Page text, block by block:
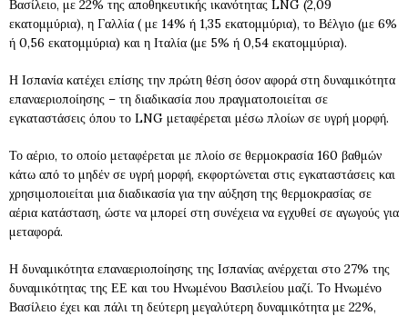
Βασίλειο, με 22% της αποθηκευτικής ικανότητας LNG (2,09
εκατομμύρια), η Γαλλία ( με 14% ή 1,35 εκατομμύρια), το Βέλγιο (με 6%
ή 0,56 εκατομμύρια) και η Ιταλία (με 5% ή 0,54 εκατομμύρια).
Η Ισπανία κατέχει επίσης την πρώτη θέση όσον αφορά στη δυναμικότητα
επαναεριοποίησης – τη διαδικασία που πραγματοποιείται σε
εγκαταστάσεις όπου το LNG μεταφέρεται μέσω πλοίων σε υγρή μορφή.
Το αέριο, το οποίο μεταφέρεται με πλοίο σε θερμοκρασία 160 βαθμών
κάτω από το μηδέν σε υγρή μορφή, εκφορτώνεται στις εγκαταστάσεις και
χρησιμοποιείται μια διαδικασία για την αύξηση της θερμοκρασίας σε
αέρια κατάσταση, ώστε να μπορεί στη συνέχεια να εγχυθεί σε αγωγούς για
μεταφορά.
Η δυναμικότητα επαναεριοποίησης της Ισπανίας ανέρχεται στο 27% της
δυναμικότητας της ΕΕ και του Ηνωμένου Βασιλείου μαζί. Το Ηνωμένο
Βασίλειο έχει και πάλι τη δεύτερη μεγαλύτερη δυναμικότητα με 22%,